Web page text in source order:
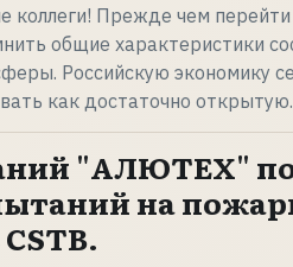
коллеги! Прежде чем
общие характеристики
Российскую экономику
как достаточно
"АЛЮТЕХ"
на